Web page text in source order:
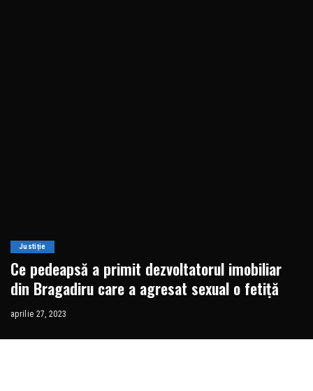
Justiție
Ce pedeapsă a primit dezvoltatorul imobiliar
din Bragadiru care a agresat sexual o fetiță
aprilie 27, 2023